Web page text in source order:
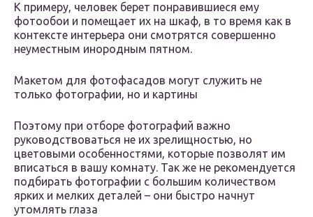
К примеру, человек берет понравившиеся ему
фотообои и помещает их на шкаф, в то время как в
контексте интерьера они смотрятся совершенно
неуместным инородным пятном.
Макетом для фотофасадов могут служить не
только фотографии, но и картины
Поэтому при отборе фотографий важно
руководствоваться не их зрелищностью, но
цветовыми особенностями, которые позволят им
вписаться в вашу комнату. Так же не рекомендуется
подбирать фотографии с большим количеством
ярких и мелких деталей – они быстро начнут
утомлять глаза